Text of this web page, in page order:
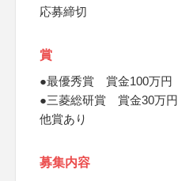
応募締切
賞
●最優秀賞 賞金100万円
●三菱総研賞 賞金30万円
他賞あり
募集内容